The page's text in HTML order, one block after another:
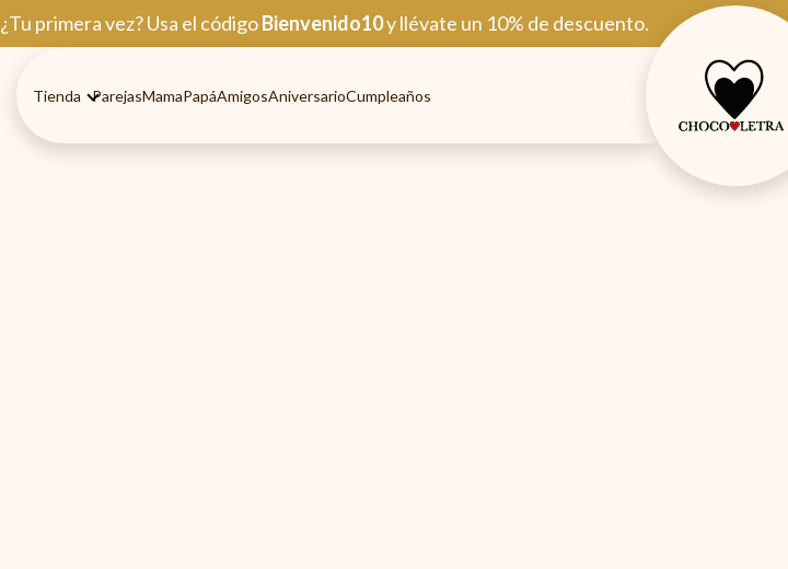
Ir
al
¿Tu primera vez? Usa el códigoBienvenido10y llévate un 10% de descuento.
Tienda ParejasMamaPapáAmigosAniversarioCumpleaños